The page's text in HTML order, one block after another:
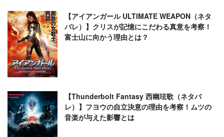
【アイアンガール ULTIMATE WEAPON（ネタ
バレ）】クリスが記憶にこだわる真意を考察！
富士山に向かう理由とは？
【Thunderbolt Fantasy 西幽玹歌（ネタバ
レ）】フヨウの自立決意の理由を考察！ムツの
音楽が与えた影響とは